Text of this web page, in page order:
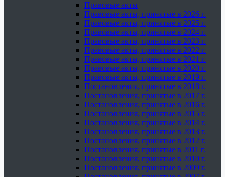
Правовые акты
Правовые акты, принятые в 2026 г.
Правовые акты, принятые в 2025 г.
Правовые акты, принятые в 2024 г.
Правовые акты, принятые в 2023 г.
Правовые акты, принятые в 2022 г.
Правовые акты, принятые в 2021 г.
Правовые акты, принятые в 2020 г.
Правовые акты, принятые в 2019 г.
Постановления, принятые в 2018 г.
Постановления, принятые в 2017 г.
Постановления, принятые в 2016 г.
Постановления, принятые в 2015 г.
Постановления, принятые в 2014 г.
Постановления, принятые в 2013 г.
Постановления, принятые в 2012 г.
Постановления, принятые в 2011 г.
Постановления, принятые в 2010 г.
Постановления, принятые в 2009 г.